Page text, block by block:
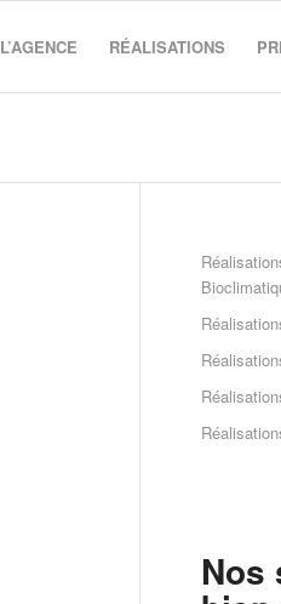
L’AGENCE RÉALISATIONS
Nos